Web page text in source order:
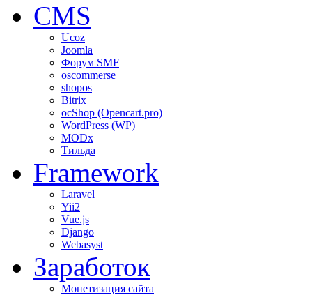
CMS
Ucoz
Joomla
Форум SMF
oscommerse
shopos
Bitrix
ocShop (Opencart.pro)
WordPress (WP)
MODx
Тильда
Framework
Laravel
Yii2
Vue.js
Django
Webasyst
Заработок
Монетизация сайта